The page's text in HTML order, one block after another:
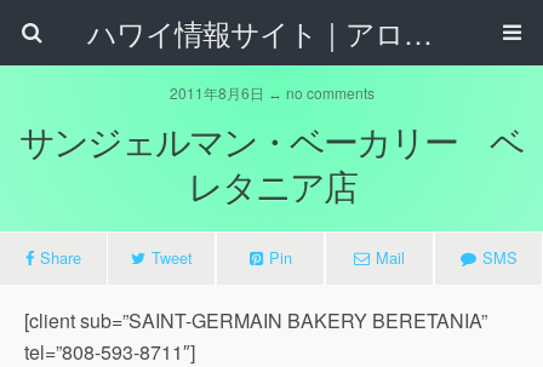
ハワイ情報サイト｜アロハタウンネット
2011年8月6日 ↔ no comments
サンジェルマン・ベーカリー ベ
レタニア店
Share Tweet Pin Mail SMS
[client sub=”SAINT-GERMAIN BAKERY BERETANIA”
tel=”808-593-8711″]